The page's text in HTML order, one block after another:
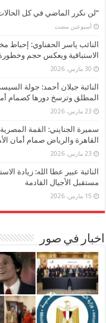
“لن نكرر الماضي في كل
‏أسبوعين مضت
النائب ياسر الحفناوي: إحباط
الاستباقية ويعكس حجم
30 مارس، 2026
النائبة جيلان أحمد: جولة
المطلق وترسخ دورها كصمام
23 مارس، 2026
سميرة الجنايني: القمة
القاهرة والرياض صمام أمان
23 مارس، 2026
النائبة عبير عطا الله: زيادة
مستقبل الأجيال القادمة
15 مارس، 2026
اخبار في صور